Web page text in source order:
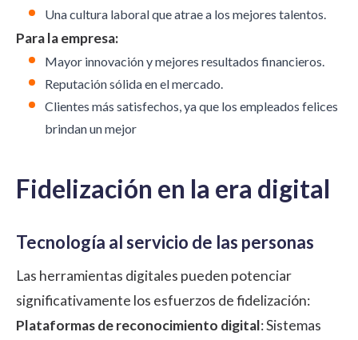
Una cultura laboral que atrae a los mejores talentos.
Para la empresa:
Mayor innovación y mejores resultados financieros.
Reputación sólida en el mercado.
Clientes más satisfechos, ya que los empleados felices
brindan un mejor
Fidelización en la era digital
Tecnología al servicio de las personas
Las herramientas digitales pueden potenciar
significativamente los esfuerzos de fidelización:
Plataformas de reconocimiento digital: Sistemas